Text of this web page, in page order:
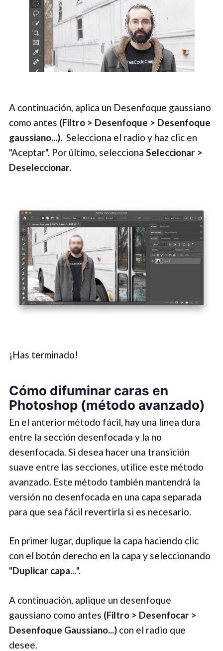
A continuación, aplica un Desenfoque gaussiano
como antes (Filtro > Desenfoque > Desenfoque
gaussiano...).Selecciona el radio y haz clic en
"Aceptar". Por último, selecciona Seleccionar >
Deseleccionar.
¡Has terminado!
Cómo difuminar caras en
Photoshop (método avanzado)
En el anterior método fácil, hay una línea dura
entre la sección desenfocada y la no
desenfocada. Si desea hacer una transición
suave entre las secciones, utilice este método
avanzado. Este método también mantendrá la
versión no desenfocada en una capa separada
para que sea fácil revertirla si es necesario.
En primer lugar, duplique la capa haciendo clic
con el botón derecho en la capa y seleccionando
"Duplicar capa...".
A continuación, aplique un desenfoque
gaussiano como antes (Filtro > Desenfocar >
Desenfoque Gaussiano...)con el radio que
desee.